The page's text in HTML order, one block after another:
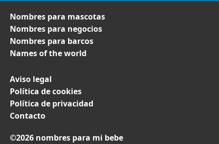
Nombres para mascotas
Nombres para negocios
Nombres para barcos
Names of the world
Aviso legal
Política de cookies
Política de privacidad
Contacto
©2026 nombres para mi bebe